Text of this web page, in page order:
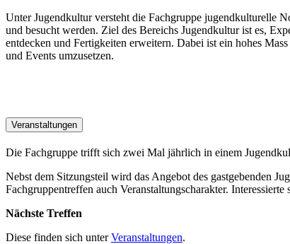
Unter Jugendkultur versteht die Fachgruppe jugendkulturelle
und besucht werden. Ziel des Bereichs Jugendkultur ist es,
entdecken und Fertigkeiten erweitern. Dabei ist ein hohes
und Events umzusetzen.
Veranstaltungen
Die Fachgruppe trifft sich zwei Mal jährlich in einem
Nebst dem Sitzungsteil wird das Angebot des gastgebenden
Fachgruppentreffen auch Veranstaltungscharakter.
Nächste Treffen
Diese finden sich unterVeranstaltungen.